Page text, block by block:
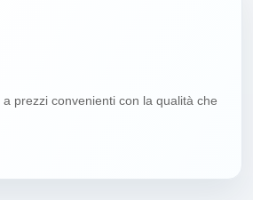
prezzi convenienti con la qualità che